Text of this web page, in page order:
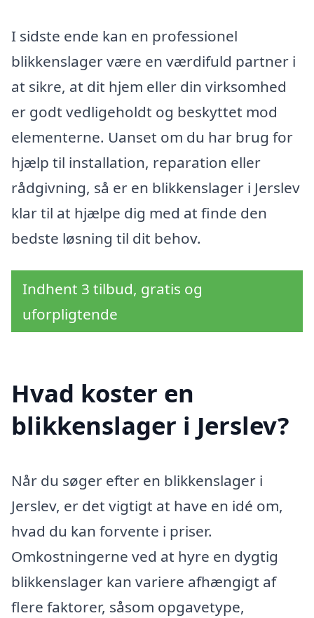
I sidste ende kan en professionel
blikkenslager være en værdifuld partner i
at sikre, at dit hjem eller din virksomhed
er godt vedligeholdt og beskyttet mod
elementerne. Uanset om du har brug for
hjælp til installation, reparation eller
rådgivning, så er en blikkenslager i Jerslev
klar til at hjælpe dig med at finde den
bedste løsning til dit behov.
Indhent 3 tilbud, gratis og
uforpligtende
Hvad koster en
blikkenslager i Jerslev?
Når du søger efter en blikkenslager i
Jerslev, er det vigtigt at have en idé om,
hvad du kan forvente i priser.
Omkostningerne ved at hyre en dygtig
blikkenslager kan variere afhængigt af
flere faktorer, såsom opgavetype,